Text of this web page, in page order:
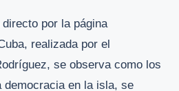
por la página
realizada por el
se observa como los
en la isla, se